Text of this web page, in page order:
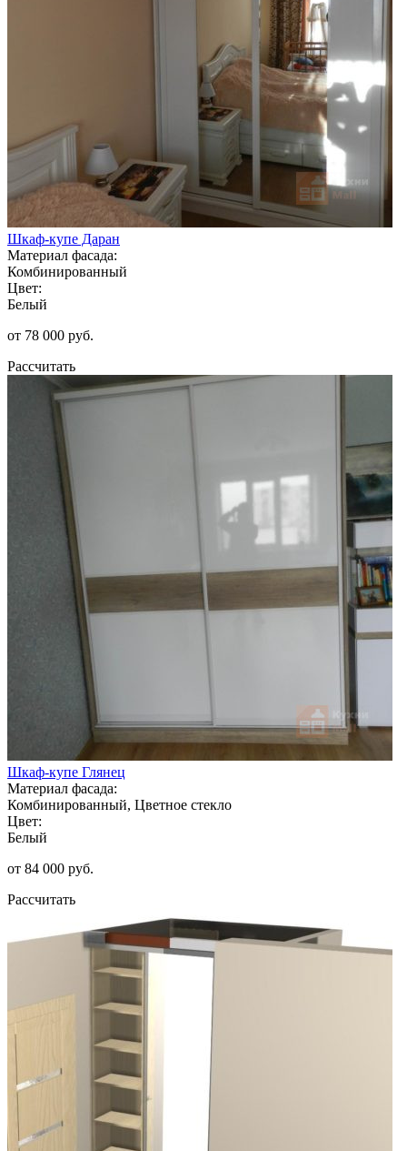
Шкаф-купе Даран
Материал фасада:
Комбинированный
Цвет:
Белый
от 78 000 руб.
Рассчитать
Шкаф-купе Глянец
Материал фасада:
Комбинированный, Цветное стекло
Цвет:
Белый
от 84 000 руб.
Рассчитать